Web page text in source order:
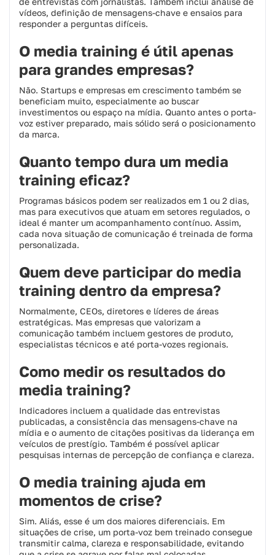
vídeos, definição de mensagens-chave e ensaios para
responder a perguntas difíceis.
O media training é útil apenas
para grandes empresas?
Não. Startups e empresas em crescimento também se
beneficiam muito, especialmente ao buscar
investimentos ou espaço na mídia. Quanto antes o porta-
voz estiver preparado, mais sólido será o posicionamento
da marca.
Quanto tempo dura um media
training eficaz?
Programas básicos podem ser realizados em 1 ou 2 dias,
mas para executivos que atuam em setores regulados, o
ideal é manter um acompanhamento contínuo. Assim,
cada nova situação de comunicação é treinada de forma
personalizada.
Quem deve participar do media
training dentro da empresa?
Normalmente, CEOs, diretores e líderes de áreas
estratégicas. Mas empresas que valorizam a
comunicação também incluem gestores de produto,
especialistas técnicos e até porta-vozes regionais.
Como medir os resultados do
media training?
Indicadores incluem a qualidade das entrevistas
publicadas, a consistência das mensagens-chave na
mídia e o aumento de citações positivas da liderança em
veículos de prestígio. Também é possível aplicar
pesquisas internas de percepção de confiança e clareza.
O media training ajuda em
momentos de crise?
Sim. Aliás, esse é um dos maiores diferenciais. Em
situações de crise, um porta-voz bem treinado consegue
transmitir calma, clareza e responsabilidade, evitando